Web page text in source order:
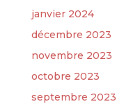
janvier 2024
décembre 2023
novembre 2023
octobre 2023
septembre 2023